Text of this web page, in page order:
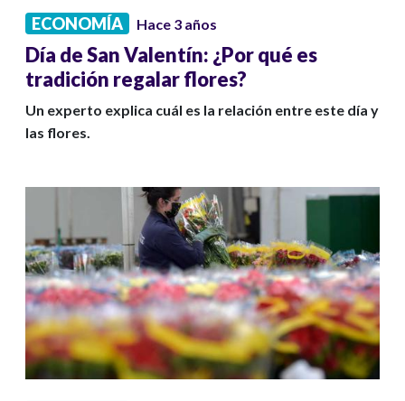
ECONOMÍA Hace 3 años
Día de San Valentín: ¿Por qué es
tradición regalar flores?
Un experto explica cuál es la relación entre este día y
las flores.